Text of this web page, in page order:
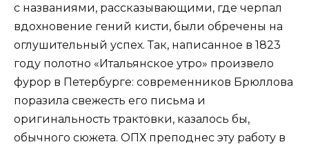
с названиями, рассказывающими, где черпал
вдохновение гений кисти, были обречены на
оглушительный успех. Так, написанное в 1823
году полотно «Итальянское утро» произвело
фурор в Петербурге: современников Брюллова
поразила свежесть его письма и
оригинальность трактовки, казалось бы,
обычного сюжета. ОПХ преподнес эту работу в